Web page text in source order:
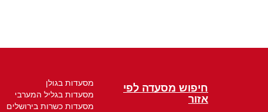
חיפוש מסעדה לפי
אזור
מסעדות בגולן
מסעדות בגליל המערבי
מסעדות כשרות בירושלים